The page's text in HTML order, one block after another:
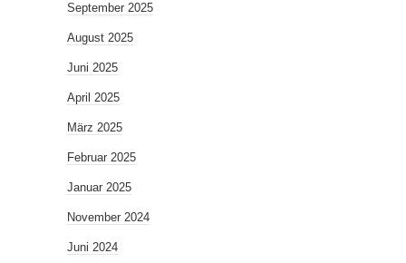
September 2025
August 2025
Juni 2025
April 2025
März 2025
Februar 2025
Januar 2025
November 2024
Juni 2024